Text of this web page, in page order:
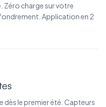
charge sur votre
Application en 2
le premier été. Capteurs